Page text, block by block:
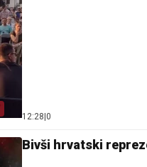
12:28 0
Bivši hrvatski